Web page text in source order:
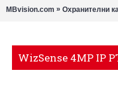
MBvision.com » Охранителни
WizSense 4MP IP